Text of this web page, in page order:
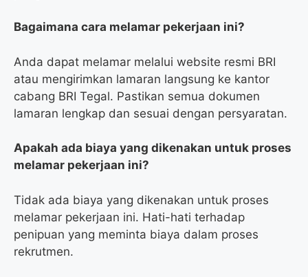
Bagaimana cara melamar pekerjaan ini?
Anda dapat melamar melalui website resmi BRI
atau mengirimkan lamaran langsung ke kantor
cabang BRI Tegal. Pastikan semua dokumen
lamaran lengkap dan sesuai dengan persyaratan.
Apakah ada biaya yang dikenakan untuk proses
melamar pekerjaan ini?
Tidak ada biaya yang dikenakan untuk proses
melamar pekerjaan ini. Hati-hati terhadap
penipuan yang meminta biaya dalam proses
rekrutmen.